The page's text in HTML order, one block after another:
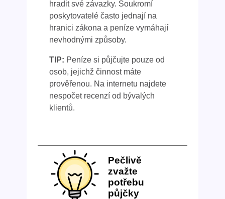
hradit své závazky. Soukromí
poskytovatelé často jednají na
hranici zákona a peníze vymáhají
nevhodnými způsoby.
TIP: Peníze si půjčujte pouze od
osob, jejichž činnost máte
prověřenou. Na internetu najdete
nespočet recenzí od bývalých
klientů.
Pečlivě
zvažte
potřebu
půjčky